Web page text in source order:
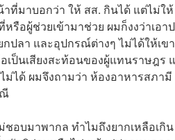
าที่มาบอกว่า ให้ สส. กินได้ แต่ไม่ให้
รือผู้ช่วยเข้ามาช่วย ผมก็งงว่าเอา
ปลา และอุปกรณ์ต่างๆ ไม่ได้ให้เข
ป็นเสียงสะท้อนของผู้แทนราษฎร
ม่ได้ ผมจึงถามว่า ห้องอาหารสภามี
อบมาพากล ทำไมถึงยากเหลือเกิ